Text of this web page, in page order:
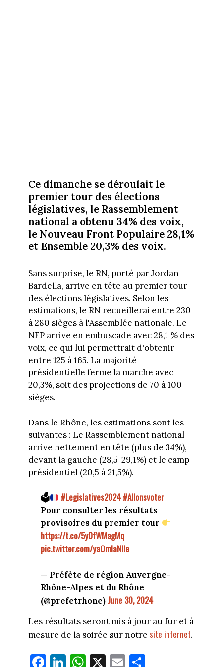
Ce dimanche se déroulait le
premier tour des élections
législatives, le Rassemblement
national a obtenu 34% des voix,
le Nouveau Front Populaire 28,1%
et Ensemble 20,3% des voix.
Sans surprise, le RN, porté par Jordan
Bardella, arrive en tête au premier tour
des élections législatives. Selon les
estimations, le RN recueillerai entre 230
à 280 sièges à l'Assemblée nationale. Le
NFP arrive en embuscade avec 28,1 % des
voix, ce qui lui permettrait d'obtenir
entre 125 à 165. La majorité
présidentielle ferme la marche avec
20,3%, soit des projections de 70 à 100
sièges.
Dans le Rhône, les estimations sont les
suivantes : Le Rassemblement national
arrive nettement en tête (plus de 34%),
devant la gauche (28,5-29,1%) et le camp
présidentiel (20,5 à 21,5%).
🗳 #Legislatives2024#Allonsvoter
Pour consulter les résultats
provisoires du premier tour
https://t.co/5yDfWMagMq
pic.twitter.com/yaOmIaNIIe
— Préfète de région Auvergne-
Rhône-Alpes et du Rhône
(@prefetrhone) June 30, 2024
Les résultats seront mis à jour au fur et à
mesure de la soirée sur notre site internet.
Fa Li W X E Pa